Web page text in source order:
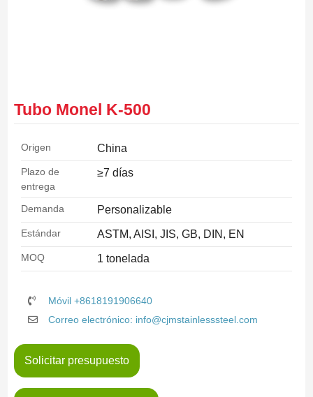
Tubo Monel K-500
Origen China
Plazo de
entrega
≥7 días
Demanda Personalizable
Estándar ASTM, AISI, JIS, GB, DIN, EN
MOQ 1 tonelada
Móvil +8618191906640
Correo electrónico: info@cjmstainlesssteel.com
Solicitar presupuesto